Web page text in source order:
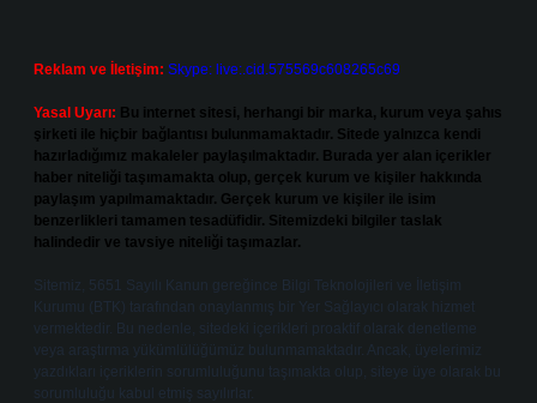
Reklam ve İletişim: Skype: live:.cid.575569c608265c69
Yasal Uyarı: Bu internet sitesi, herhangi bir marka, kurum veya şahıs
şirketi ile hiçbir bağlantısı bulunmamaktadır. Sitede yalnızca kendi
hazırladığımız makaleler paylaşılmaktadır. Burada yer alan içerikler
haber niteliği taşımamakta olup, gerçek kurum ve kişiler hakkında
paylaşım yapılmamaktadır. Gerçek kurum ve kişiler ile isim
benzerlikleri tamamen tesadüfidir. Sitemizdeki bilgiler taslak
halindedir ve tavsiye niteliği taşımazlar.
Sitemiz, 5651 Sayılı Kanun gereğince Bilgi Teknolojileri ve İletişim
Kurumu (BTK) tarafından onaylanmış bir Yer Sağlayıcı olarak hizmet
vermektedir. Bu nedenle, sitedeki içerikleri proaktif olarak denetleme
veya araştırma yükümlülüğümüz bulunmamaktadır. Ancak, üyelerimiz
yazdıkları içeriklerin sorumluluğunu taşımakta olup, siteye üye olarak bu
sorumluluğu kabul etmiş sayılırlar.